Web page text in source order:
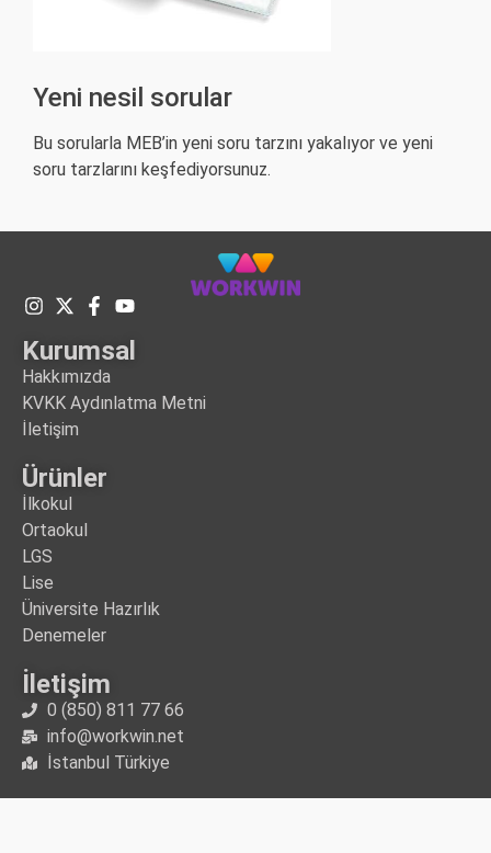
Yeni nesil sorular
Bu sorularla MEB’in yeni soru tarzını yakalıyor ve yeni
soru tarzlarını keşfediyorsunuz.
Kurumsal
Hakkımızda
KVKK Aydınlatma Metni
İletişim
Ürünler
İlkokul
Ortaokul
LGS
Lise
Üniversite Hazırlık
Denemeler
İletişim
0 (850) 811 77 66
info@workwin.net
İstanbul Türkiye